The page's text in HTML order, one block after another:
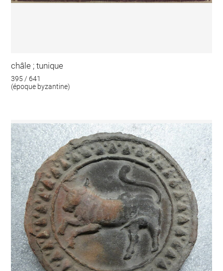
châle ; tunique
395 / 641
(époque byzantine)